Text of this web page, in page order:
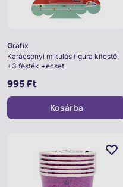
Grafix
Karácsonyi mikulás figura kifestő,
+3 festék +ecset
995 Ft
Kosárba